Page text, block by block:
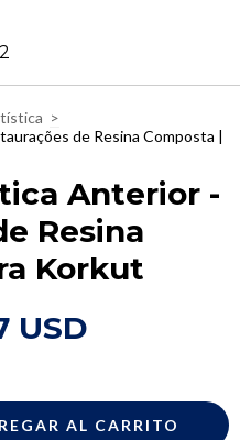
2
>
de Resina Composta |
Anterior -
Resina
Korkut
USD